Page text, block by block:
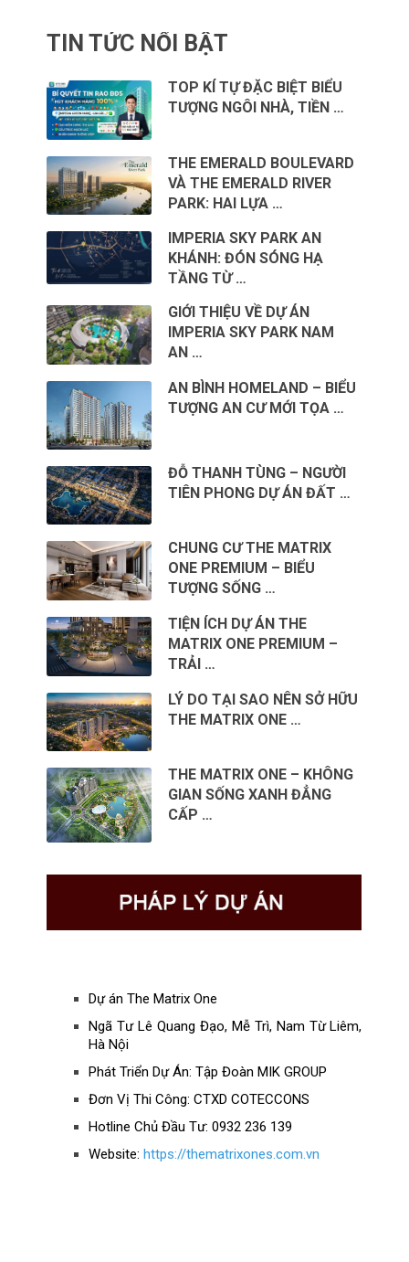
TIN TỨC NỔI BẬT
TOP KÍ TỰ ĐẶC BIỆT BIỂU
TƯỢNG NGÔI NHÀ, TIỀN …
THE EMERALD BOULEVARD
VÀ THE EMERALD RIVER
PARK: HAI LỰA …
IMPERIA SKY PARK AN
KHÁNH: ĐÓN SÓNG HẠ
TẦNG TỪ …
GIỚI THIỆU VỀ DỰ ÁN
IMPERIA SKY PARK NAM
AN …
AN BÌNH HOMELAND – BIỂU
TƯỢNG AN CƯ MỚI TỌA …
ĐỖ THANH TÙNG – NGƯỜI
TIÊN PHONG DỰ ÁN ĐẤT …
CHUNG CƯ THE MATRIX
ONE PREMIUM – BIỂU
TƯỢNG SỐNG …
TIỆN ÍCH DỰ ÁN THE
MATRIX ONE PREMIUM –
TRẢI …
LÝ DO TẠI SAO NÊN SỞ HỮU
THE MATRIX ONE …
THE MATRIX ONE – KHÔNG
GIAN SỐNG XANH ĐẲNG
CẤP …
Dự án The Matrix One
Ngã Tư Lê Quang Đạo, Mễ Trì, Nam Từ Liêm,
Hà Nội
Phát Triển Dự Án: Tập Đoàn MIK GROUP
Đơn Vị Thi Công: CTXD COTECCONS
Hotline Chủ Đầu Tư: 0932 236 139
Website: https://thematrixones.com.vn